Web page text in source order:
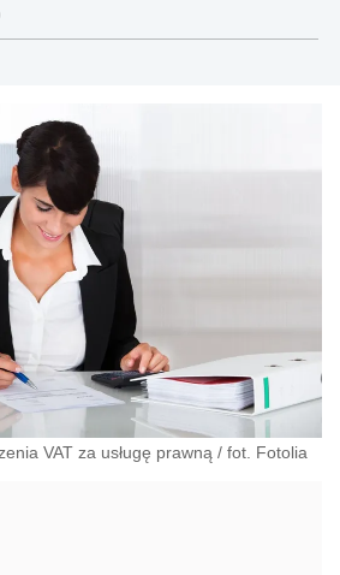
VAT za usługę prawną / fot. Fotolia